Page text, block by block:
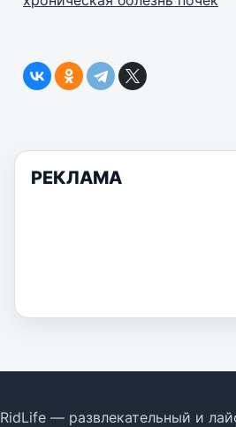
РЕКЛАМА
RidLife — развлекательный и